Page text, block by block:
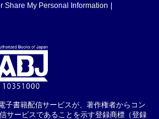
Share My Personal Information
子書籍配信サービスが、著作権者からコン
サービスであることを示す登録商標（登録